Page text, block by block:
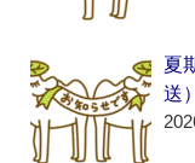
夏
送